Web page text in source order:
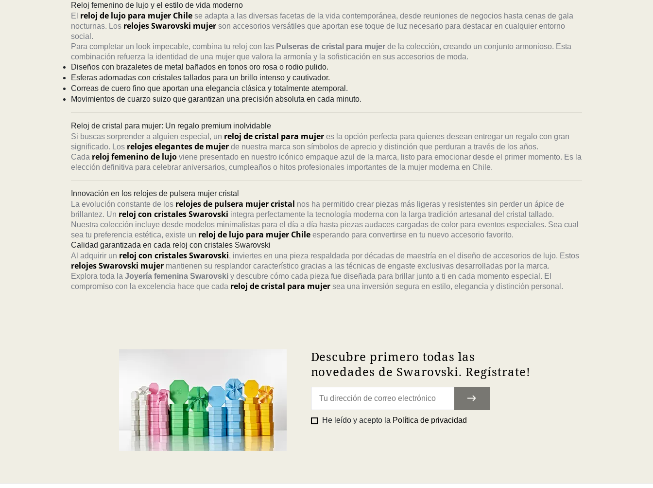
Reloj femenino de lujo y el estilo de vida moderno
El reloj de lujo para mujer Chilese adapta a las diversas facetas de la vida contemporánea, desde reuniones de negocios hasta cenas de gala
nocturnas. Los relojes Swarovski mujerson accesorios versátiles que aportan ese toque de luz necesario para destacar en cualquier entorno
social.
Para completar un look impecable, combina tu reloj con las Pulseras de cristal para mujerde la colección, creando un conjunto armonioso. Esta
combinación refuerza la identidad de una mujer que valora la armonía y la sofisticación en sus accesorios de moda.
Diseños con brazaletes de metal bañados en tonos oro rosa o rodio pulido.
Esferas adornadas con cristales tallados para un brillo intenso y cautivador.
Correas de cuero fino que aportan una elegancia clásica y totalmente atemporal.
Movimientos de cuarzo suizo que garantizan una precisión absoluta en cada minuto.
Reloj de cristal para mujer: Un regalo premium inolvidable
Si buscas sorprender a alguien especial, un reloj de cristal para mujeres la opción perfecta para quienes desean entregar un regalo con gran
significado. Los relojes elegantes de mujerde nuestra marca son símbolos de aprecio y distinción que perduran a través de los años.
Cada reloj femenino de lujoviene presentado en nuestro icónico empaque azul de la marca, listo para emocionar desde el primer momento. Es la
elección definitiva para celebrar aniversarios, cumpleaños o hitos profesionales importantes de la mujer moderna en Chile.
Innovación en los relojes de pulsera mujer cristal
La evolución constante de los relojes de pulsera mujer cristal nos ha permitido crear piezas más ligeras y resistentes sin perder un ápice de
brillantez. Un reloj con cristales Swarovski integra perfectamente la tecnología moderna con la larga tradición artesanal del cristal tallado.
Nuestra colección incluye desde modelos minimalistas para el día a día hasta piezas audaces cargadas de color para eventos especiales. Sea cual
sea tu preferencia estética, existe un reloj de lujo para mujer Chileesperando para convertirse en tu nuevo accesorio favorito.
Calidad garantizada en cada reloj con cristales Swarovski
Al adquirir un reloj con cristales Swarovski, inviertes en una pieza respaldada por décadas de maestría en el diseño de accesorios de lujo. Estos
relojes Swarovski mujermantienen su resplandor característico gracias a las técnicas de engaste exclusivas desarrolladas por la marca.
Explora toda la Joyería femenina Swarovskiy descubre cómo cada pieza fue diseñada para brillar junto a ti en cada momento especial. El
compromiso con la excelencia hace que cada reloj de cristal para mujersea una inversión segura en estilo, elegancia y distinción personal.
Descubre primero todas las
novedades de Swarovski. Regístrate!
He leído y acepto la Política de privacidad